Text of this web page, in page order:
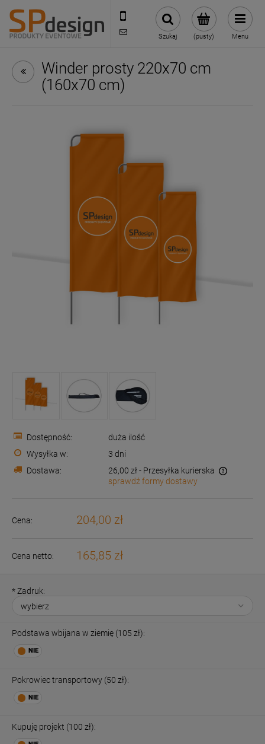
221002030
sklep@reklamydrukarnia.pl
(pusty)
Szukaj Menu
Winder prosty 220x70 cm
(160x70 cm)
Dostępność:
duża ilość
Wysyłka w:
3 dni
Dostawa:
26,00 zł- Przesyłka kurierska
Cena nie zawiera ewentualnych kosztów płatności
sprawdź formy dostawy
Cena: 204,00 zł
Cena netto: 165,85 zł
*Zadruk:
Podstawa wbijana w ziemię (105 zł):
Pokrowiec transportowy (50 zł):
Kupuję projekt (100 zł):